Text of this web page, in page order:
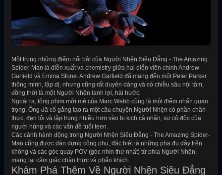
Một trong những điểm nổi bật của Người Nhện Siêu Đẳng - The Amazing
Spider-Man là diễn xuất và chemistry giữa hai diễn viên chính Andrew
Garfield và Emma Stone. Andrew Garfield đã mang đến một Peter Parker
thông minh, lập dị, nhưng cũng rất duyên dáng và có chiều sâu nội tâm,
đồng thời là một Người Nhện lanh lợi, hài hước.
Ngoài ra, tông phim mới mẻ của Marc Webb cũng là một điểm nhấn quan
trọng. Ông đã cố gắng tạo ra một câu chuyện Người Nhện có phần chân
thực, đen tối và tập trung nhiều hơn vào bi kịch cá nhân, sự cô độc của
người hùng và các vấn đề tuổi teen.
Các cảnh hành động trong Người Nhện Siêu Đẳng - The Amazing Spider-
Man cũng được dàn dựng công phu, đặc biệt là những pha đu dây trên
không và các góc quay POV (góc nhìn thứ nhất) từ phía Người Nhện,
mang lại cảm giác chân thực và phấn khích.
Khám Phá Thêm Về Người Nhện Siêu Đẳng